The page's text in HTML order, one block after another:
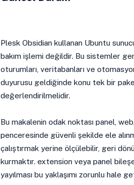
Plesk Obsidian kullanan Ubuntu
bakım işlemi değildir. Bu sistemler
oturumları, veritabanları ve
duyurusu geldiğinde konu tek bir
değerlendirilmelidir.
Bu makalenin odak noktası panel,
penceresinde güvenli şekilde ele
çalıştırmak yerine ölçülebilir, geri
kurmaktır. extension veya panel
yayılması bu yaklaşımı zorunlu hale